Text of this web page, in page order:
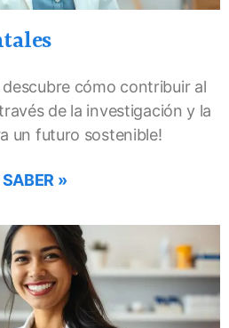
cómo contribuir al
de la investigación y la
un futuro sostenible!
»